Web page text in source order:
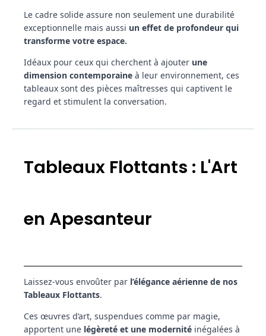
Le cadre solide assure non seulement une durabilité
exceptionnelle mais aussi un effet de profondeur qui
transforme votre espace.
Idéaux pour ceux qui cherchent à ajouter une
dimension contemporaine à leur environnement, ces
tableaux sont des pièces maîtresses qui captivent le
regard et stimulent la conversation.
Tableaux Flottants : L'Art
en Apesanteur
Laissez-vous envoûter par l’élégance aérienne de nos
Tableaux Flottants.
Ces œuvres d’art, suspendues comme par magie,
apportent une légèreté et une modernité inégalées à